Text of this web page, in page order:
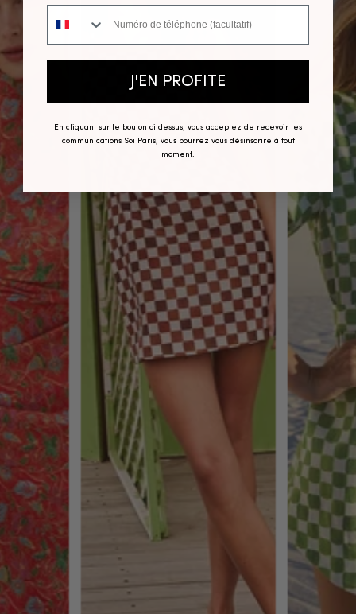
Numéro de téléphone
J'EN PROFITE
En cliquant sur le bouton ci dessus, vous acceptez de recevoir les
communications Soi Paris, vous pourrez vous désinscrire à tout
moment.